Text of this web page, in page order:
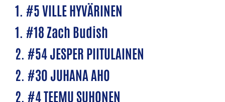
1. #5 VILLE HYVÄRINEN
1. #18 Zach Budish
2. #54 JESPER PIITULAINEN
2. #30 JUHANA AHO
2. #4 TEEMU SUHONEN